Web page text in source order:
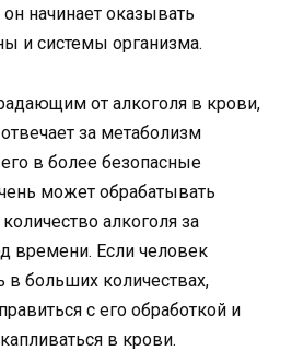
начинает оказывать
и системы организма.
от алкоголя в крови,
за метаболизм
в более безопасные
может обрабатывать
алкоголя за
времени. Если человек
в больших количествах,
с его обработкой и
в крови.